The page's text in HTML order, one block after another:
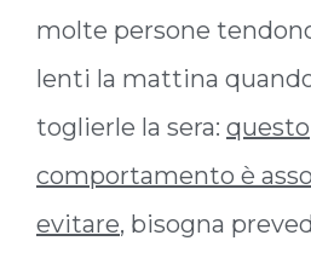
molte persone
lenti la mattina
toglierle la sera: questo
comportamento è
evitare, bisogna